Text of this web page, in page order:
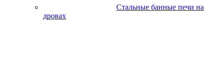
Стальные банные печи на
дровах